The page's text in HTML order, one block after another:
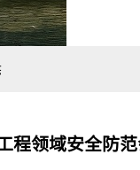
程领域安全防